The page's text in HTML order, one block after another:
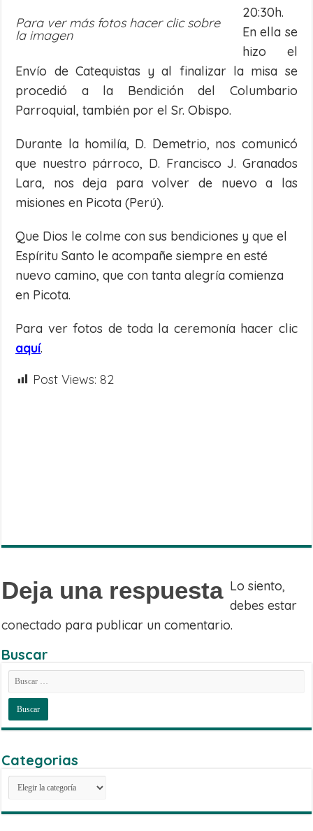
Para ver más fotos hacer clic sobre
la imagen
20:30h.
En ella se
hizo el
Envío de Catequistas y al finalizar la misa se
procedió a la Bendición del Columbario
Parroquial, también por el Sr. Obispo.
Durante la homilía, D. Demetrio, nos comunicó
que nuestro párroco, D. Francisco J. Granados
Lara, nos deja para volver de nuevo a las
misiones en Picota (Perú).
Que Dios le colme con sus bendiciones y que el
Espíritu Santo le acompañe siempre en esté
nuevo camino, que con tanta alegría comienza
en Picota.
Para ver fotos de toda la ceremonía hacer clic
aquí.
Post Views: 82
Email
Deja una respuesta Lo siento,
debes estar
conectado para publicar un comentario.
Buscar
Categorias
Categorias